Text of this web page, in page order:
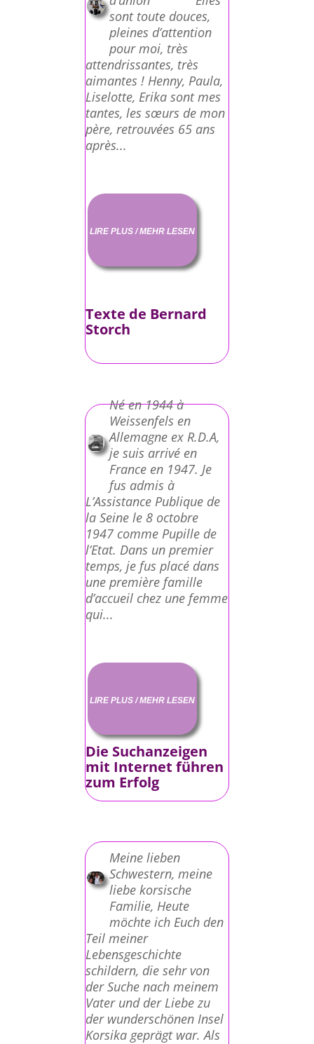
sont toute douces,
pleines d’attention
pour moi, très
attendrissantes, très
aimantes ! Henny, Paula,
Liselotte, Erika sont mes
tantes, les sœurs de mon
père, retrouvées 65 ans
après...
LIRE PLUS / MEHR LESEN
Texte de Bernard
Storch
Né en 1944 à
Weissenfels en
Allemagne ex R.D.A,
je suis arrivé en
France en 1947. Je
fus admis à
L’Assistance Publique de
la Seine le 8 octobre
1947 comme Pupille de
l’Etat. Dans un premier
temps, je fus placé dans
une première famille
d’accueil chez une femme
qui...
LIRE PLUS / MEHR LESEN
Die Suchanzeigen
mit Internet führen
zum Erfolg
Meine lieben
Schwestern, meine
liebe korsische
Familie, Heute
möchte ich Euch den
Teil meiner
Lebensgeschichte
schildern, die sehr von
der Suche nach meinem
Vater und der Liebe zu
der wunderschönen Insel
Korsika geprägt war. Als